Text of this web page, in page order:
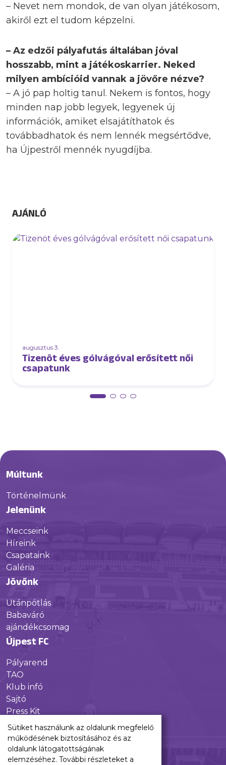
– Nevet nem mondok, de van olyan játékosom,
akiről ezt el tudom képzelni.
– Az edzői pályafutás általában jóval
hosszabb, mint a játékoskarrier. Neked
milyen ambícióid vannak a jövőre nézve?
– A jó pap holtig tanul. Nekem is fontos, hogy
minden nap jobb legyek, legyenek új
információk, amiket elsajátíthatok és
továbbadhatok és nem lennék megsértődve,
ha Újpestről mennék nyugdíjba.
AJÁNLÓ
augusztus 3.
Tizenöt éves gólvágóval erősített női
csapatunk
Múltunk
Történelmünk
Jelenünk
Meccseink
Híreink
Csapataink
Galéria
Jövőnk
Utánpótlás
Babaváró
ajándékcsomag
Újpest FC
Pályarend
TAO
Klub infó
Sajtó
Press Kit
Újpest FC Shop
Digitális felületeink
Facebook
Sütiket használunk az oldalunk megfelelő
működésének biztosításához és az
oldalunk látogatottságának
elemzéséhez. További részleteket a